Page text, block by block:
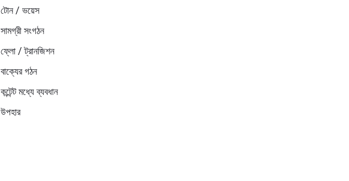
টোন / ভয়েস
সামগ্রী সংগঠন
ফ্লো / ট্রানজিশন
বাক্যের গঠন
কন্টেন্ট মধ্যে ব্যবধান
উপহার